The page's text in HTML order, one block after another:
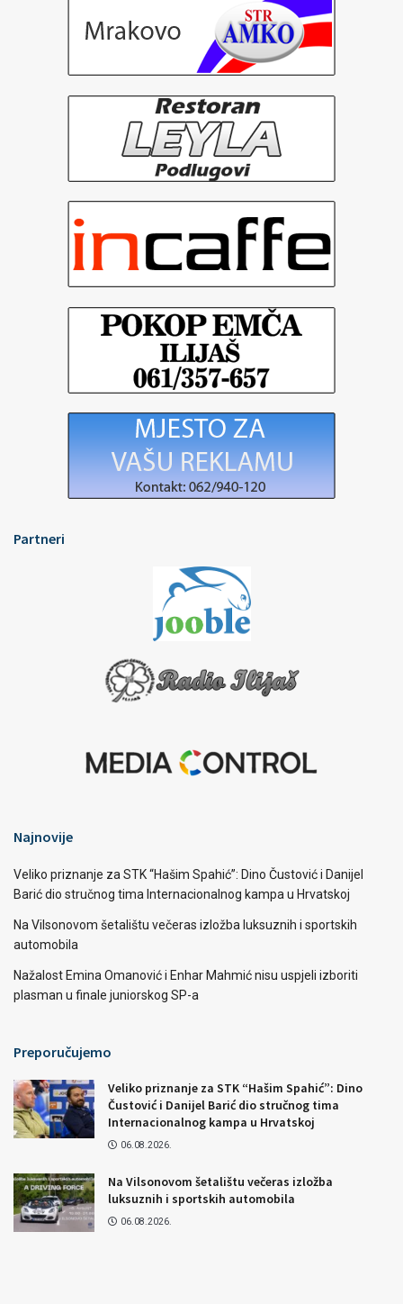
Partneri
Najnovije
Veliko priznanje za STK “Hašim Spahić”: Dino Čustović i Danijel
Barić dio stručnog tima Internacionalnog kampa u Hrvatskoj
Na Vilsonovom šetalištu večeras izložba luksuznih i sportskih
automobila
Nažalost Emina Omanović i Enhar Mahmić nisu uspjeli izboriti
plasman u finale juniorskog SP-a
Preporučujemo
Veliko priznanje za STK “Hašim Spahić”: Dino
Čustović i Danijel Barić dio stručnog tima
Internacionalnog kampa u Hrvatskoj
06.08.2026.
Na Vilsonovom šetalištu večeras izložba
luksuznih i sportskih automobila
06.08.2026.